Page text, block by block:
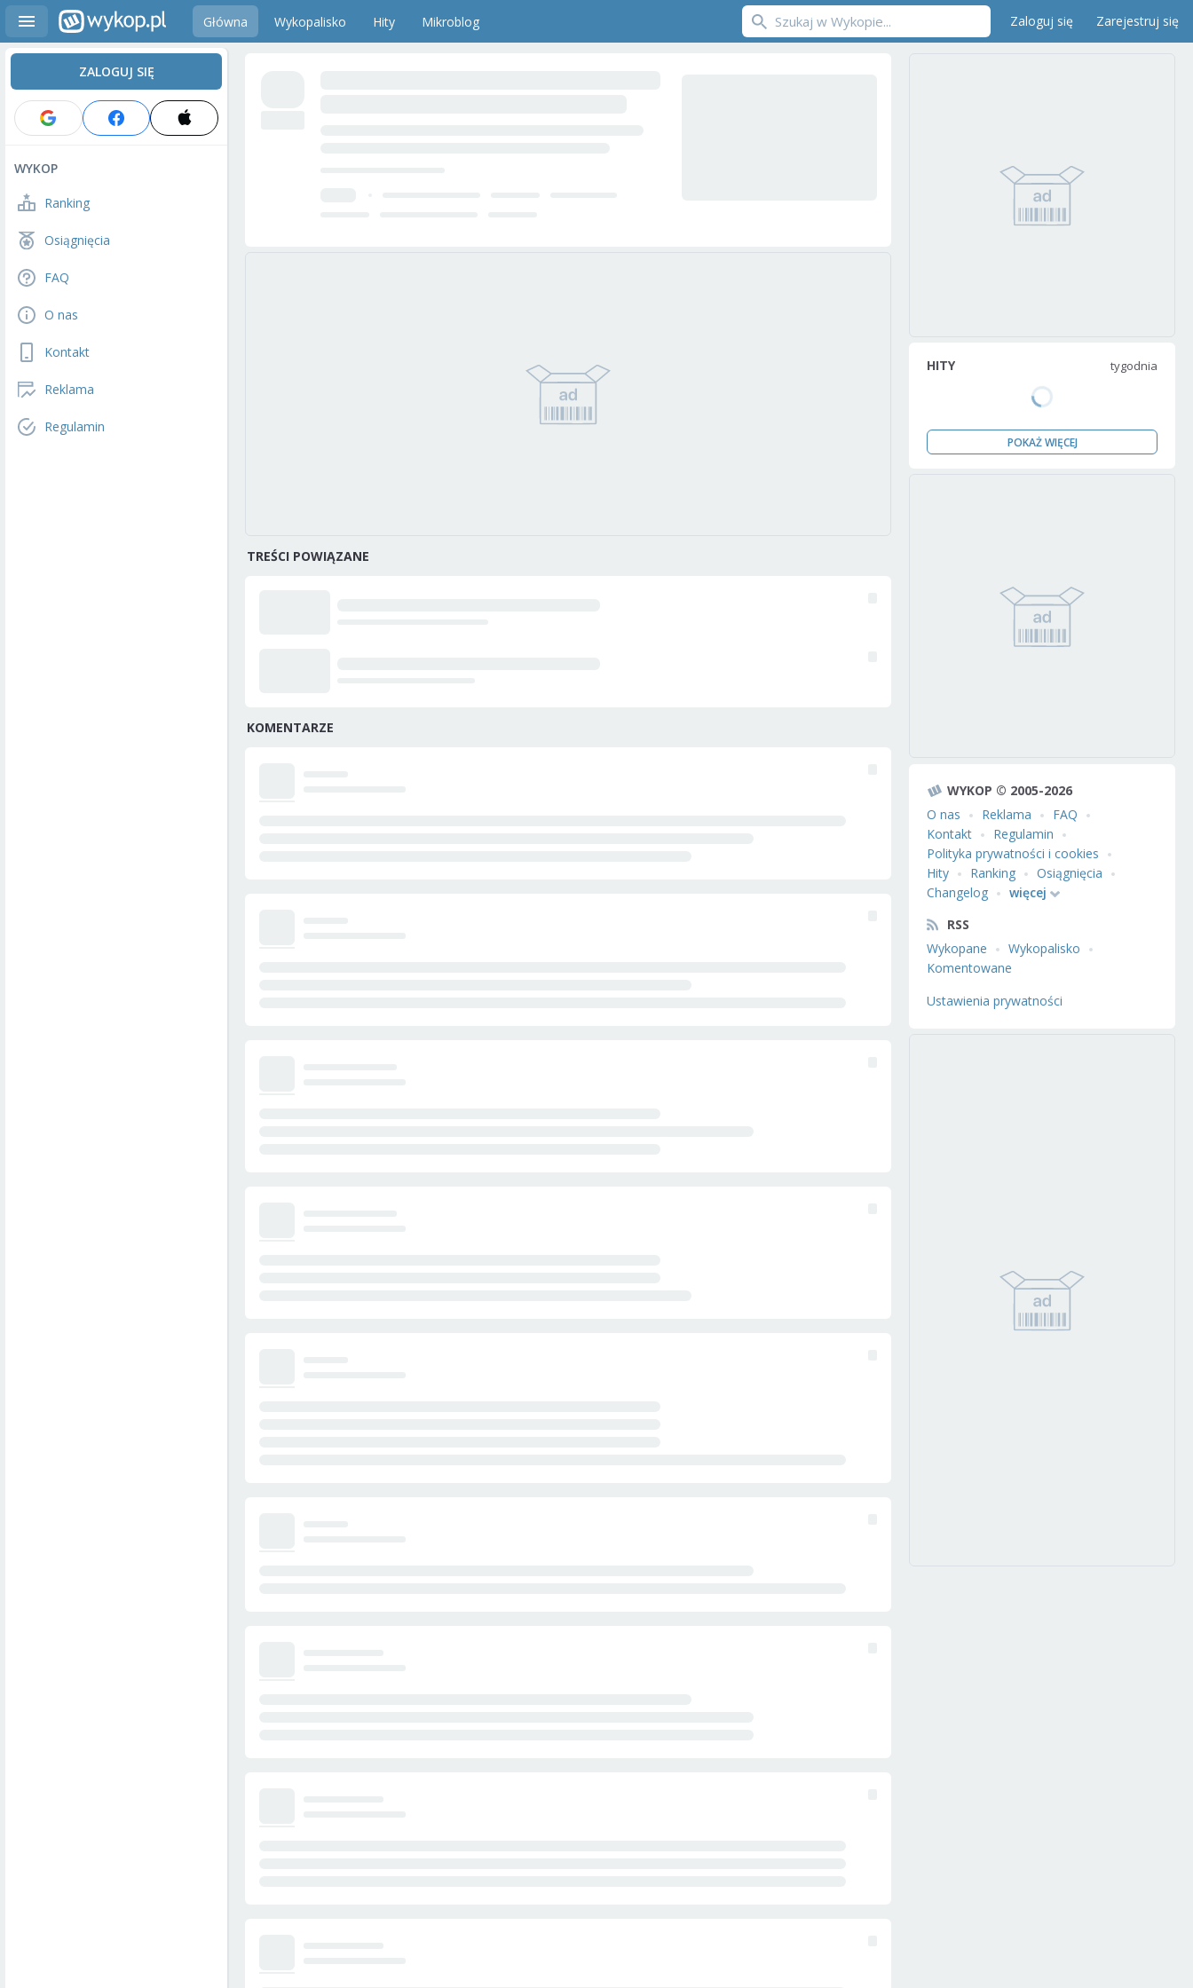
Główna Wykopalisko Hity Mikroblog Zaloguj się Zarejestruj się
ZALOGUJ SIĘ
WYKOP
Ranking
Osiągnięcia
FAQ
O nas
Kontakt
Reklama
Regulamin
TREŚCI POWIĄZANE
KOMENTARZE
HITY tygodnia
POKAŻ WIĘCEJ
WYKOP © 2005-2026
O nas
Reklama
FAQ
Kontakt
Regulamin
Polityka prywatności i cookies
Hity
Ranking
Osiągnięcia
Changelog
więcej
RSS
Wykopane
Wykopalisko
Komentowane
Ustawienia prywatności